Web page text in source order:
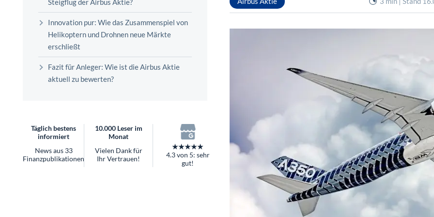
Innovation pur: Wie das Zusammenspiel von
Helikoptern und Drohnen neue Märkte
erschließt
Fazit für Anleger: Wie ist die Airbus Aktie
aktuell zu bewerten?
Täglich bestens
informiert
News aus 33
Finanzpublikationen
10.000 Leser im
Monat
Vielen Dank für
Ihr Vertrauen!
★★★★★
4.3 von 5: sehr
gut!